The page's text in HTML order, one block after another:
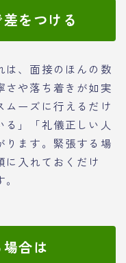
をつける
は、面接のほんの数
さや落ち着きが如実
ムーズに行えるだけ
」「礼儀正しい人
ります。緊張する場
に入れておくだけ
合は